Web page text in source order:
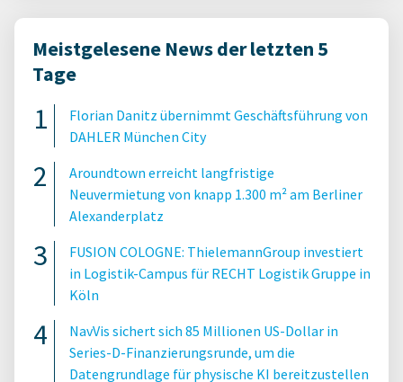
Meistgelesene News der letzten 5
Tage
Florian Danitz übernimmt Geschäftsführung von
DAHLER München City
Aroundtown erreicht langfristige
Neuvermietung von knapp 1.300 m² am Berliner
Alexanderplatz
FUSION COLOGNE: ThielemannGroup investiert
in Logistik-Campus für RECHT Logistik Gruppe in
Köln
NavVis sichert sich 85 Millionen US-Dollar in
Series-D-Finanzierungsrunde, um die
Datengrundlage für physische KI bereitzustellen